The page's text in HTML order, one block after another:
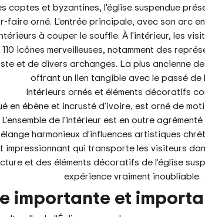
coptes et byzantines, l'église suspendue
faire orné. L'entrée principale, avec son arc
à couper le souffle. À l'intérieur, les
icônes merveilleuses, notamment des
et de divers archanges. La plus ancienne
offrant un lien tangible avec le passé de
Intérieurs ornés et éléments décoratifs
en ébène et incrusté d'ivoire, est orné de
L'ensemble de l'intérieur est en outre
harmonieux d'influences artistiques
impressionnant qui transporte les visiteurs
et des éléments décoratifs de l'église
expérience vraiment inoubliable.
importante et